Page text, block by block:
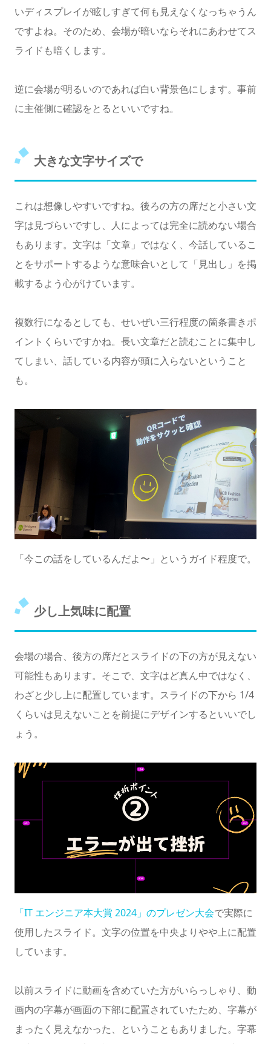
いディスプレイが眩しすぎて何も見えなくなっちゃうん
ですよね。そのため、会場が暗いならそれにあわせてス
ライドも暗くします。
逆に会場が明るいのであれば白い背景色にします。事前
に主催側に確認をとるといいですね。
大きな文字サイズで
これは想像しやすいですね。後ろの方の席だと小さい文
字は見づらいですし、人によっては完全に読めない場合
もあります。文字は「文章」ではなく、今話しているこ
とをサポートするような意味合いとして「見出し」を掲
載するよう心がけています。
複数行になるとしても、せいぜい三行程度の箇条書きポ
イントくらいですかね。長い文章だと読むことに集中し
てしまい、話している内容が頭に入らないということ
も。
「今この話をしているんだよ〜」というガイド程度で。
少し上気味に配置
会場の場合、後方の席だとスライドの下の方が見えない
可能性もあります。そこで、文字はど真ん中ではなく、
わざと少し上に配置しています。スライドの下から 1/4
くらいは見えないことを前提にデザインするといいでし
ょう。
「IT エンジニア本大賞 2024」のプレゼン大会で実際に
使用したスライド。文字の位置を中央よりやや上に配置
しています。
以前スライドに動画を含めていた方がいらっしゃり、動
画内の字幕が画面の下部に配置されていたため、字幕が
まったく見えなかった、ということもありました。字幕